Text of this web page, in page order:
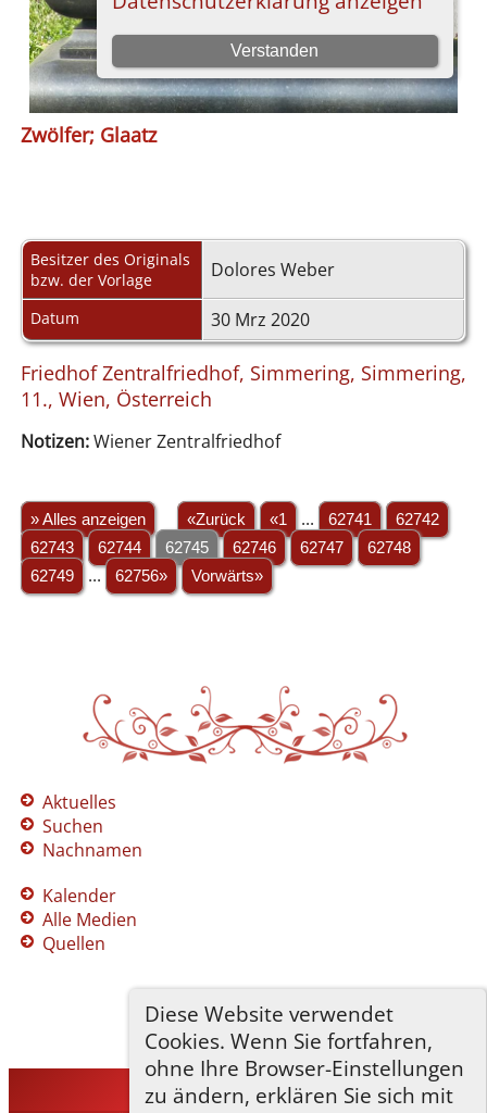
Diese Website verwendet
Cookies. Wenn Sie fortfahren,
ohne Ihre Browser-Einstellungen
zu ändern, erklären Sie sich mit
Zwölfer; Glaatz
Besitzer des Originals
bzw. der Vorlage
Dolores Weber
Datum 30 Mrz 2020
Friedhof Zentralfriedhof, Simmering, Simmering,
11., Wien, Österreich
Notizen:Wiener Zentralfriedhof
» Alles anzeigen «Zurück «1 ... 62741
62742
62743
62744 62745 62746 62747
62748
62749
... 62756» Vorwärts»
Aktuelles
Suchen
Nachnamen
Kalender
Alle Medien
Quellen
TNG-ADLER©2026